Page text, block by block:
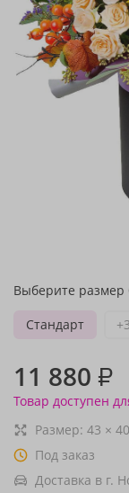
Выберите размер
Стандарт
11 880 ₽
Товар доступен
Размер: 43 × 40
Под заказ
Доставка в г.